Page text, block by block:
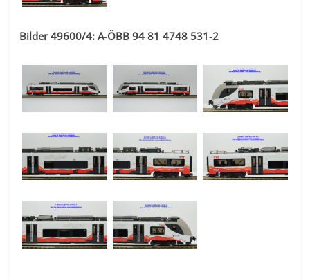
Bilder 49600/4: A-ÖBB 94 81 4748 531-2